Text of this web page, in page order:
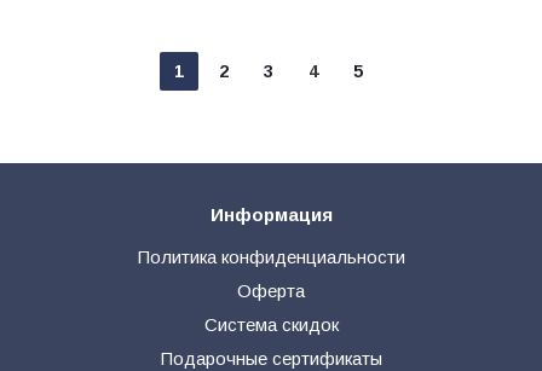
1 2 3 4 5
Информация
Политика конфиденциальности
Оферта
Система скидок
Подарочные сертификаты